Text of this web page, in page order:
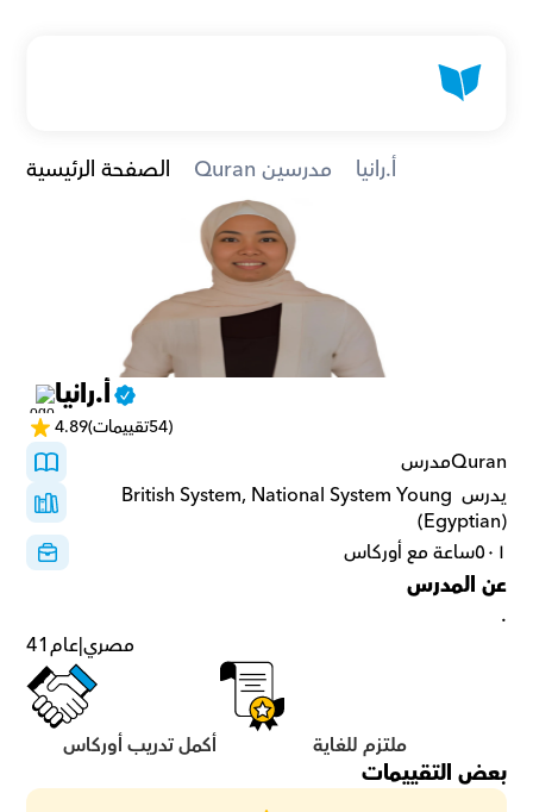
الصفحة الرئيسية Quran مدرسين أ.رانيا
أ.رانيا
4.89 (54تقييمات)
Quranمدرس
يدرس British System, National System Young
(Egyptian)
٥٠١ساعة مع أوركاس
عن المدرس
.
41عام|مصري
ملتزم للغاية أكمل تدريب أوركاس
بعض التقييمات